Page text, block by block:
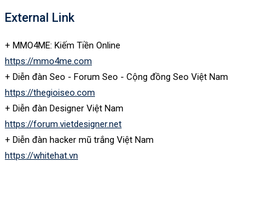
External Link
+ MMO4ME: Kiếm Tiền Online
https://mmo4me.com
+ Diễn đàn Seo - Forum Seo - Cộng đồng Seo Việt Nam
https://thegioiseo.com
+ Diễn đàn Designer Việt Nam
https://forum.vietdesigner.net
+ Diễn đàn hacker mũ trắng Việt Nam
https://whitehat.vn